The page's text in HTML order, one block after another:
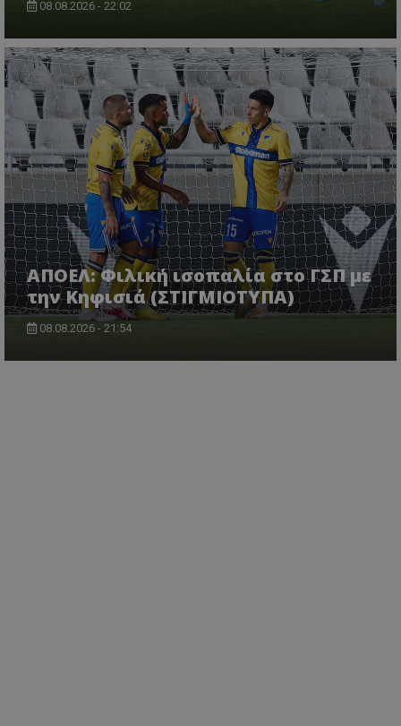
08.08.2026 - 22:02
ΑΠΟΕΛ: Φιλική ισοπαλία στο ΓΣΠ με
την Κηφισιά (ΣΤΙΓΜΙΟΤΥΠΑ)
08.08.2026 - 21:54